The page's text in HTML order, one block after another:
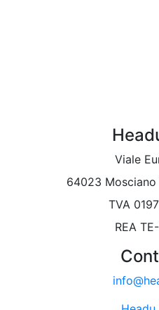
Viale
64023 Mosciano
TVA
REA
100% acquisto sicuro.
Puoi aggiungere questo
Chiudi e